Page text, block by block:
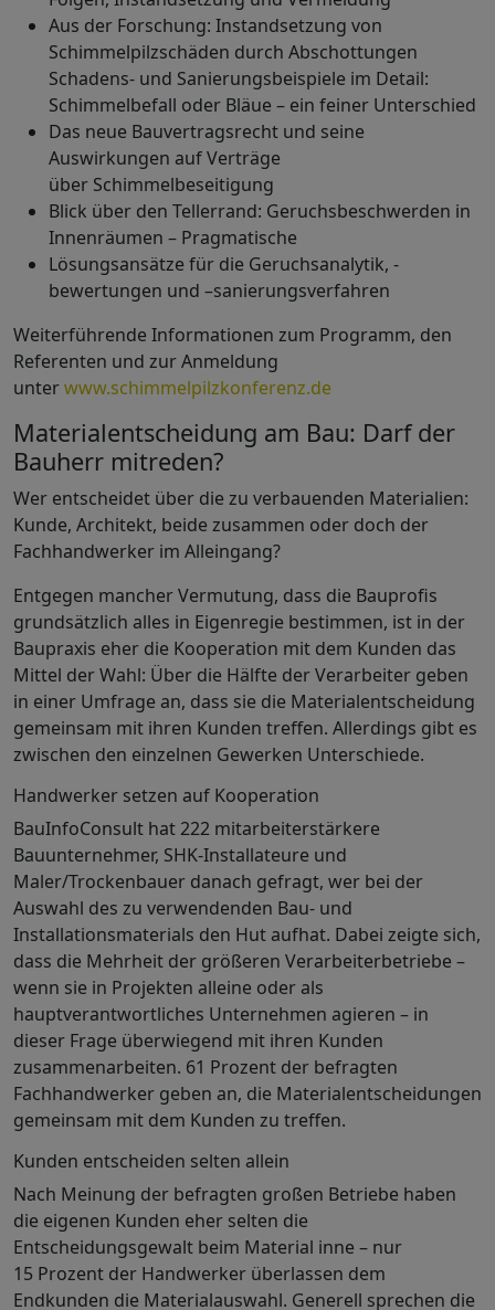
Aus der Forschung: Instandsetzung von
Schimmelpilzschäden durch Abschottungen
Schadens- und Sanierungsbeispiele im Detail:
Schimmelbefall oder Bläue – ein feiner Unterschied
Das neue Bauvertragsrecht und seine
Auswirkungen auf Verträge
über Schimmelbeseitigung
Blick über den Tellerrand: Geruchsbeschwerden in
Innenräumen – Pragmatische
Lösungsansätze für die Geruchsanalytik, -
bewertungen und –sanierungsverfahren
Weiterführende Informationen zum Programm, den
Referenten und zur Anmeldung
unterwww.schimmelpilzkonferenz.de
Materialentscheidung am Bau: Darf der
Bauherr mitreden?
Wer entscheidet über die zu verbauenden Materialien:
Kunde, Architekt, beide zusammen oder doch der
Fachhandwerker im Alleingang?
Entgegen mancher Vermutung, dass die Bauprofis
grundsätzlich alles in Eigenregie bestimmen, ist in der
Baupraxis eher die Kooperation mit dem Kunden das
Mittel der Wahl: Über die Hälfte der Verarbeiter geben
in einer Umfrage an, dass sie die Materialentscheidung
gemeinsam mit ihren Kunden treffen. Allerdings gibt es
zwischen den einzelnen Gewerken Unterschiede.
Handwerker setzen auf Kooperation
BauInfoConsult hat 222 mitarbeiterstärkere
Bauunternehmer, SHK-Installateure und
Maler/Trockenbauer danach gefragt, wer bei der
Auswahl des zu verwendenden Bau- und
Installationsmaterials den Hut aufhat. Dabei zeigte sich,
dass die Mehrheit der größeren Verarbeiterbetriebe –
wenn sie in Projekten alleine oder als
hauptverantwortliches Unternehmen agieren – in
dieser Frage überwiegend mit ihren Kunden
zusammenarbeiten. 61 Prozent der befragten
Fachhandwerker geben an, die Materialentscheidungen
gemeinsam mit dem Kunden zu treffen.
Kunden entscheiden selten allein
Nach Meinung der befragten großen Betriebe haben
die eigenen Kunden eher selten die
Entscheidungsgewalt beim Material inne – nur
15 Prozent der Handwerker überlassen dem
Endkunden die Materialauswahl. Generell sprechen die